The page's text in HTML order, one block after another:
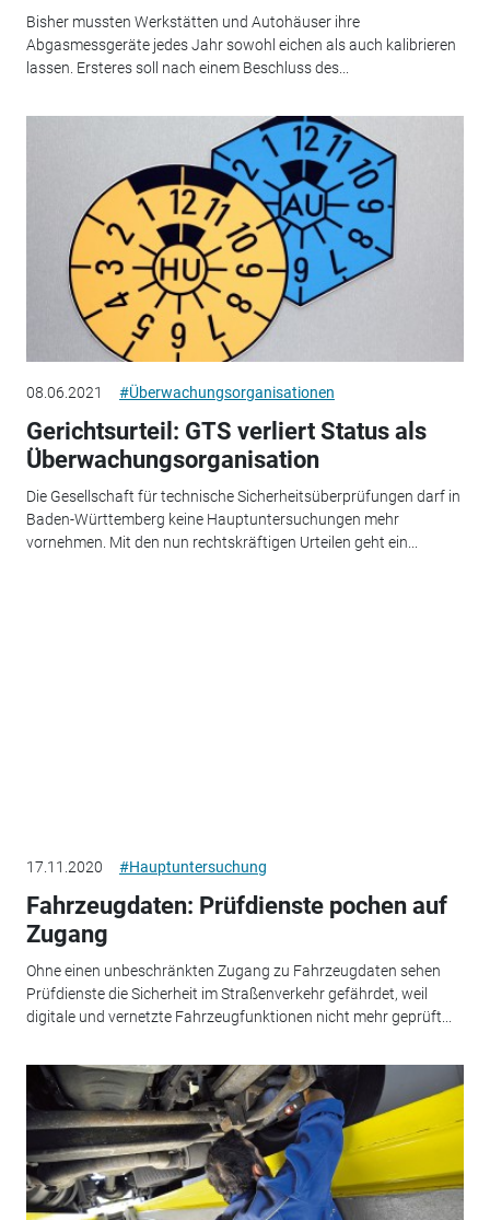
Bisher mussten Werkstätten und Autohäuser ihre
Abgasmessgeräte jedes Jahr sowohl eichen als auch kalibrieren
lassen. Ersteres soll nach einem Beschluss des...
08.06.2021 #Überwachungsorganisationen
Gerichtsurteil: GTS verliert Status als
Überwachungsorganisation
Die Gesellschaft für technische Sicherheitsüberprüfungen darf in
Baden-Württemberg keine Hauptuntersuchungen mehr
vornehmen. Mit den nun rechtskräftigen Urteilen geht ein...
17.11.2020 #Hauptuntersuchung
Fahrzeugdaten: Prüfdienste pochen auf
Zugang
Ohne einen unbeschränkten Zugang zu Fahrzeugdaten sehen
Prüfdienste die Sicherheit im Straßenverkehr gefährdet, weil
digitale und vernetzte Fahrzeugfunktionen nicht mehr geprüft...